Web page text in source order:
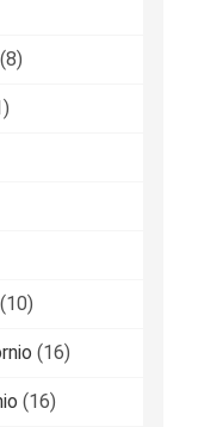
(8)
(10)
(16)
(16)